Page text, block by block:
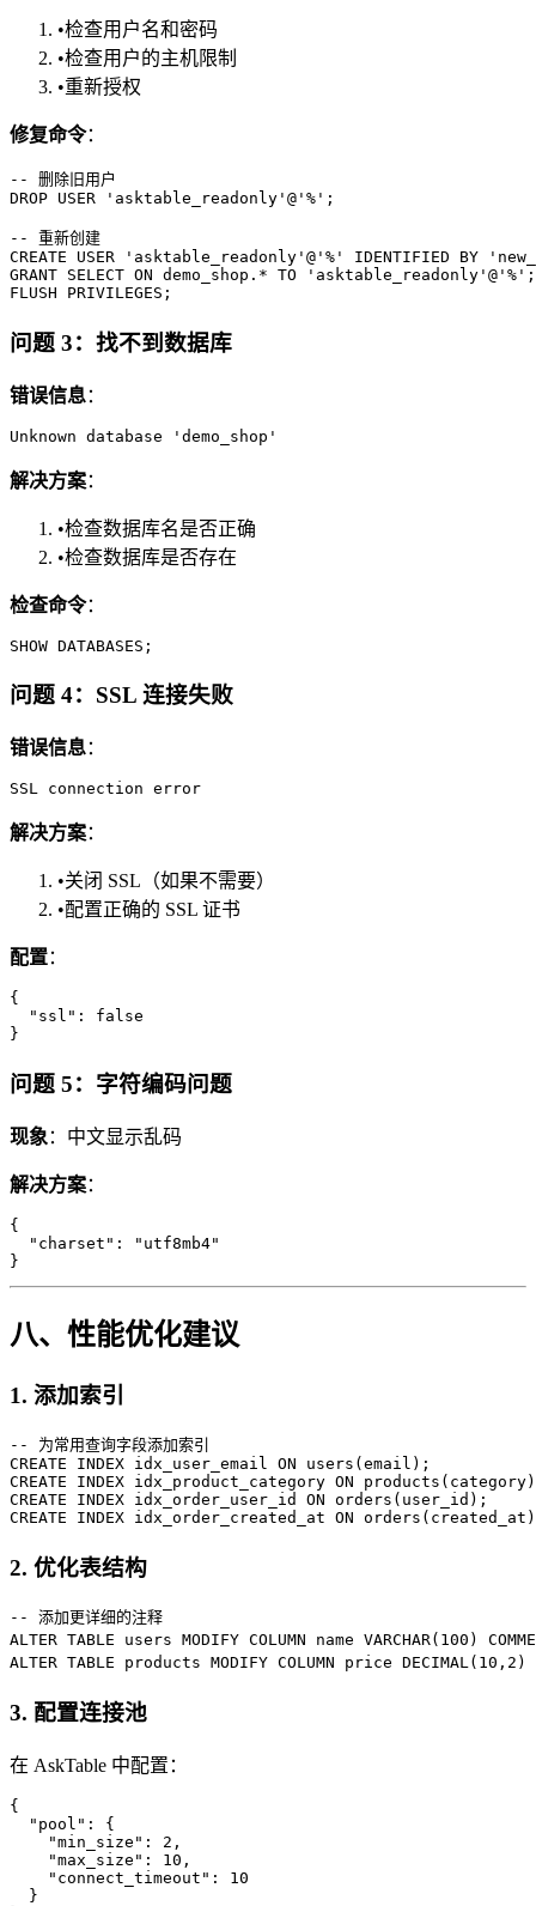
•检查用户名和密码
•检查用户的主机限制
•重新授权
修复命令：
-- 删除旧用户
DROP USER 'asktable_readonly'@'%';
-- 重新创建
CREATE USER 'asktable_readonly'@'%' IDENTIFIED BY
GRANT SELECT ON demo_shop.* TO 'asktable_readonly'@'%';
问题 3：找不到数据库
错误信息：
解决方案：
•检查数据库名是否正确
•检查数据库是否存在
检查命令：
问题 4：SSL 连接失败
错误信息：
解决方案：
•关闭 SSL（如果不需要）
•配置正确的 SSL 证书
配置：
{
  "ssl": false
问题 5：字符编码问题
现象 ：中文显示乱码
解决方案：
{
  "charset": "utf8mb4"
八、性能优化建议
1. 添加索引
-- 为常用查询字段添加索引
CREATE INDEX idx_user_email ON users(email);
CREATE INDEX idx_product_category ON
CREATE INDEX idx_order_user_id ON orders(user_id);
2. 优化表结构
-- 添加更详细的注释
ALTER TABLE users MODIFY COLUMN name VARCHAR(100)
3. 配置连接池
在 AskTable 中配置：
{
  "pool": {
    "min_size": 2,
    "max_size": 10,
    "connect_timeout": 10
  }